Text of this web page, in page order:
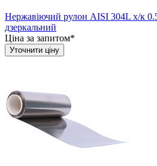
Нержавіючий рулон AISI 304L х/к
дзеркальний
Ціна за запитом*
Уточнити ціну